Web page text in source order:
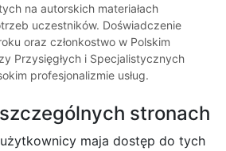
na autorskich materiałach
uczestników. Doświadczenie
oraz członkostwo w Polskim
Przysięgłych i Specjalistycznych
profesjonalizmie usług.
stronach
maja dostęp do tych